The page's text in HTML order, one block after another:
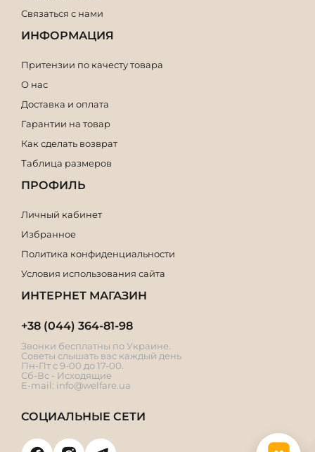
Связаться с нами
ИНФОРМАЦИЯ
Притензии по качесту товара
О нас
Доставка и оплата
Гарантии на товар
Как сделать возврат
Таблица размеров
ПРОФИЛЬ
Личный кабинет
Избранное
Политика конфиденциальности
Условия использования сайта
ИНТЕРНЕТ МАГАЗИН
+38 (044) 364-81-98
Звонки бесплатны по Украине.
Советы слышать вас каждый день
Пн-Пт с 9-00 до 17-00.
Сб-Вс - Исходящие
E-mail: info@welfare.ua
СОЦИАЛЬНЫЕ СЕТИ